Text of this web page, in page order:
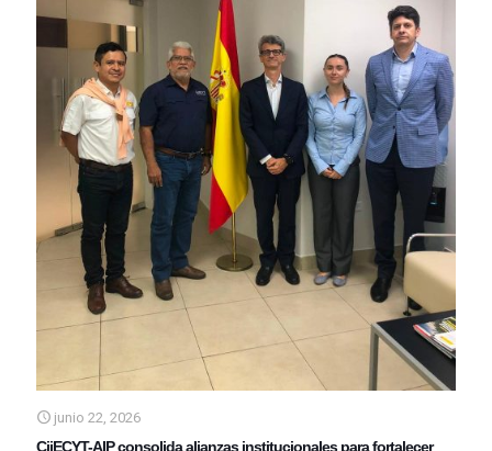
junio 22, 2026
CiiECYT-AIP consolida alianzas institucionales para fortalecer